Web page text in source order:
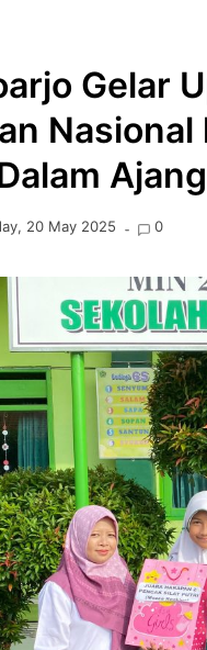
Gelar
Nasional
20 May 2025 0